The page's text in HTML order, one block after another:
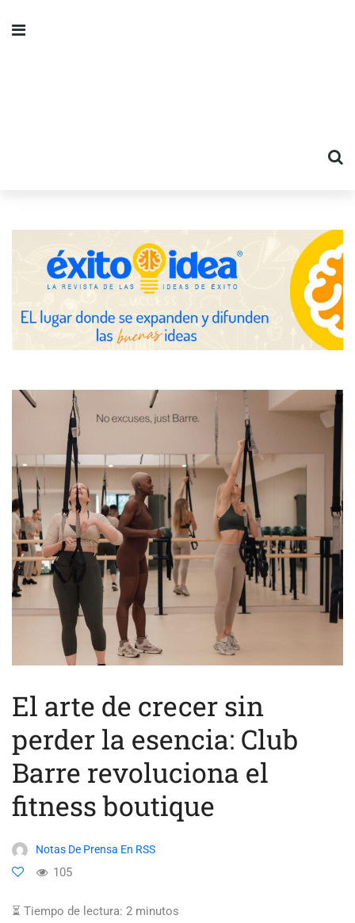
El arte de crecer sin
perder la esencia: Club
Barre revoluciona el
fitness boutique
Notas De Prensa En RSS
105
⏳ Tiempo de lectura: 2 minutos